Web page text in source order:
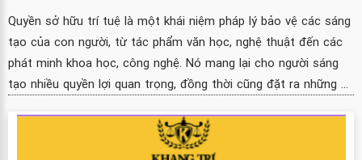
Quyền sở hữu trí tuệ là một khái niệm pháp lý bảo vệ các sáng
tạo của con người, từ tác phẩm văn học, nghệ thuật đến các
phát minh khoa học, công nghệ. Nó mang lại cho người sáng
tạo nhiều quyền lợi quan trọng, đồng thời cũng đặt ra những ...